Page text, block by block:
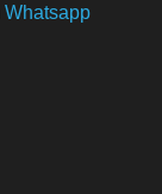
Whatsapp